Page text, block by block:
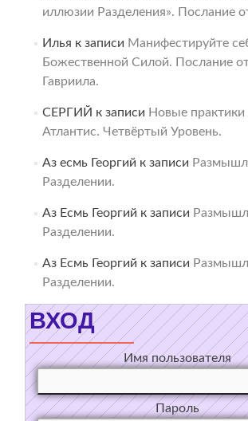
иллюзии Разделения». Послание
Илья к записи Манифестируйте
Божественной Силой. Послание
Гавриила.
СЕРГИЙ к записи Новые
Атлантис. Четвёртый Уровень.
Аз есмь Георгий к записи
Разделении.
Аз Есмь Георгий к записи
Разделении.
Аз Есмь Георгий к записи
Разделении.
ВХОД
Имя пользователя
Пароль